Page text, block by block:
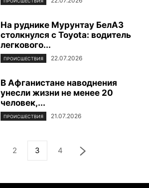
На руднике Мурунтау БелАЗ
столкнулся с Toyota: водитель
легкового...
ПРОИСШЕСТВИЯ 22.07.2026
В Афганистане наводнения
унесли жизни не менее 20
человек,...
ПРОИСШЕСТВИЯ 21.07.2026
2 3 4